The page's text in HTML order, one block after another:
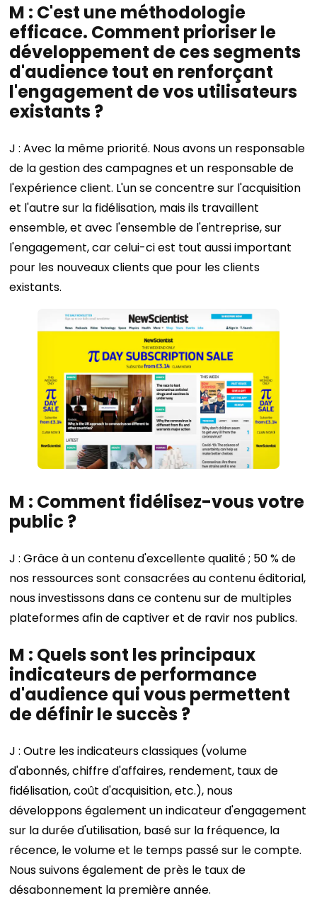
M : C'est une méthodologie
efficace. Comment prioriser le
développement de ces segments
d'audience tout en renforçant
l'engagement de vos utilisateurs
existants ?
J : Avec la même priorité. Nous avons un responsable
de la gestion des campagnes et un responsable de
l'expérience client. L'un se concentre sur l'acquisition
et l'autre sur la fidélisation, mais ils travaillent
ensemble, et avec l'ensemble de l'entreprise, sur
l'engagement, car celui-ci est tout aussi important
pour les nouveaux clients que pour les clients
existants.
M : Comment fidélisez-vous votre
public ?
J : Grâce à un contenu d'excellente qualité ; 50 % de
nos ressources sont consacrées au contenu éditorial,
nous investissons dans ce contenu sur de multiples
plateformes afin de captiver et de ravir nos publics.
M : Quels sont les principaux
indicateurs de performance
d'audience qui vous permettent
de définir le succès ?
J : Outre les indicateurs classiques (volume
d'abonnés, chiffre d'affaires, rendement, taux de
fidélisation, coût d'acquisition, etc.), nous
développons également un indicateur d'engagement
sur la durée d'utilisation, basé sur la fréquence, la
récence, le volume et le temps passé sur le compte.
Nous suivons également de près le taux de
désabonnement la première année.